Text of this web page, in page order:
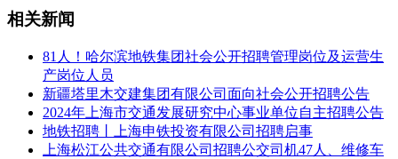
相关新闻
81人！哈尔滨地铁集团社会公开招聘管理岗位及运营生
产岗位人员
新疆塔里木交建集团有限公司面向社会公开招聘公告
2024年上海市交通发展研究中心事业单位自主招聘公告
地铁招聘丨上海申铁投资有限公司招聘启事
上海松江公共交通有限公司招聘公交司机47人、维修车